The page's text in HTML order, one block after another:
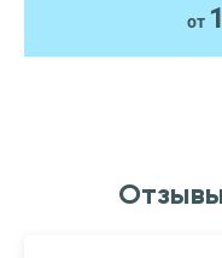
от